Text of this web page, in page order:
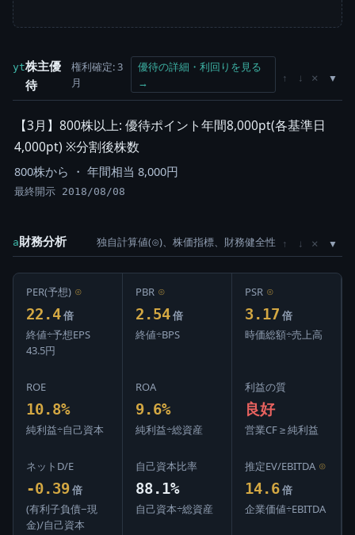
yt株主優
待
権利確定: 3
月
優待の詳細・利回りを見る
→
↑ ↓ ×
【3月】800株以上: 優待ポイント年間8,000pt(各基準日
4,000pt) ※分割後株数
800株から ・ 年間相当 8,000円
最終開示 2018/08/08
a財務分析 独自計算値(⊙)、株価指標、財務健全性 ↑ ↓ ×
PER(予想) ⊙
22.4 倍
終値÷予想EPS
43.5円
PBR ⊙
2.54 倍
終値÷BPS
PSR ⊙
3.17 倍
時価総額÷売上高
ROE
10.8%
純利益÷自己資本
ROA
9.6%
純利益÷総資産
利益の質
良好
営業CF ≥ 純利益
ネットD/E
-0.39 倍
(有利子負債−現
金)/自己資本
自己資本比率
88.1%
自己資本÷総資産
推定EV/EBITDA ⊙
14.6 倍
企業価値÷EBITDA